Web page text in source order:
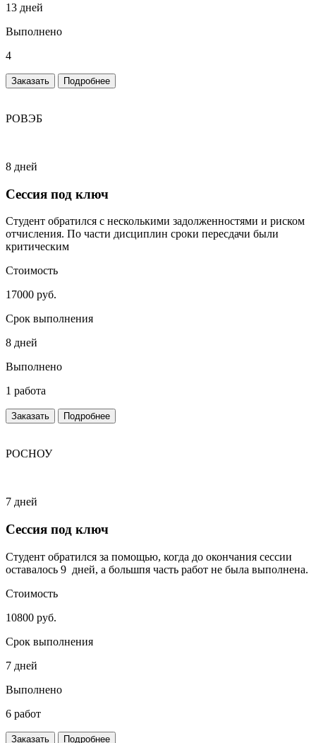
13 дней
Выполнено
4
Заказать Подробнее
РОВЭБ
8 дней
Сессия под ключ
Студент обратился с несколькими задолженностями и риском
отчисления. По части дисциплин сроки пересдачи были
критическим
Стоимость
17000 руб.
Срок выполнения
8 дней
Выполнено
1 работа
Заказать Подробнее
РОСНОУ
7 дней
Сессия под ключ
Студент обратился за помощью, когда до окончания сессии
оставалось 9 дней, а большпя часть работ не была выполнена.
Стоимость
10800 руб.
Срок выполнения
7 дней
Выполнено
6 работ
Заказать Подробнее